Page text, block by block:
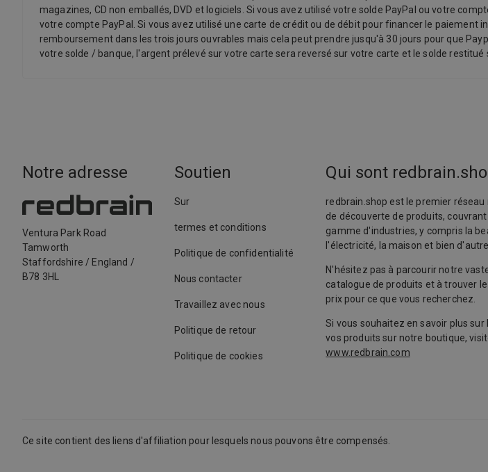
magazines, CD non emballés, DVD et logiciels. Si vous avez utilisé votre solde PayPal ou votre
votre compte PayPal. Si vous avez utilisé une carte de crédit ou de débit pour financer le
remboursement dans les trois jours ouvrables mais cela peut prendre jusqu'à 30 jours pour que
votre solde / banque, l'argent prélevé sur votre carte sera reversé sur votre carte et le solde restitué
Notre adresse
Ventura Park Road
Tamworth
Staffordshire / England /
B78 3HL
Soutien
Sur
termes et conditions
Politique de confidentialité
Nous contacter
Travaillez avec nous
Politique de retour
Politique de cookies
Qui sont
redbrain.shop est le premier réseau
de découverte de produits, couvrant
gamme d'industries, y compris la
l'électricité, la maison et bien
N'hésitez pas à parcourir notre
catalogue de produits et à trouver
prix pour ce que vous recherchez.
Si vous souhaitez en savoir plus sur
vos produits sur notre boutique,
www.redbrain.com
Ce site contient des liens d'affiliation pour lesquels nous pouvons être compensés.